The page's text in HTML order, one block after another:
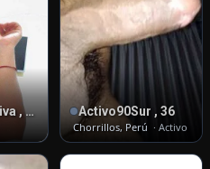
Angelfoxpasiva , 27 Activo90Sur , 36
Chorrillos, Perú · Activo